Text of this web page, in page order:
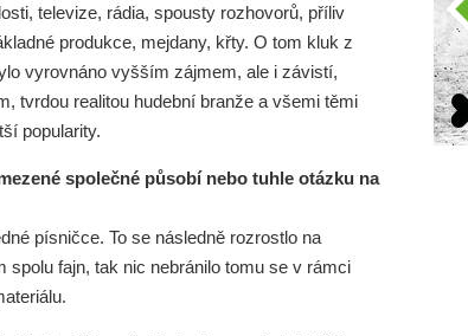
televize, rádia, spousty rozhovorů, příliv
produkce, mejdany, křty. O tom kluk z
vyrovnáno vyšším zájmem, ale i závistí,
tvrdou realitou hudební branže a všemi těmi
popularity.
společné působí nebo tuhle otázku na
písničce. To se následně rozrostlo na
spolu fajn, tak nic nebránilo tomu se v rámci